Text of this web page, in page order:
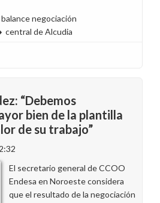
balance negociación
central de Alcudia
“Debemos
bien de la plantilla
de su trabajo”
El secretario general de CCOO
Endesa en Noroeste considera
que el resultado de la negociación